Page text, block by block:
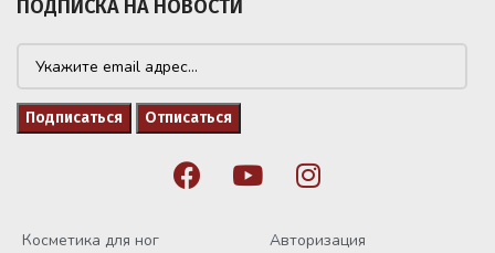
ПОДПИСКА НА НОВОСТИ
Косметика для ног
Авторизация